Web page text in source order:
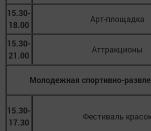
15.30-
18.00
Арт-площадка
15.30-
21.00
Аттракционы
Молодежная спортивно-
15.30-
17.30
Фестиваль